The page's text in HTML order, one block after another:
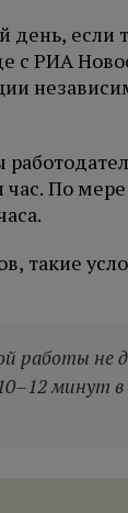
если
с РИА
По
такие
работы
минут